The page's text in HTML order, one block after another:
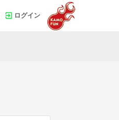
ログイン